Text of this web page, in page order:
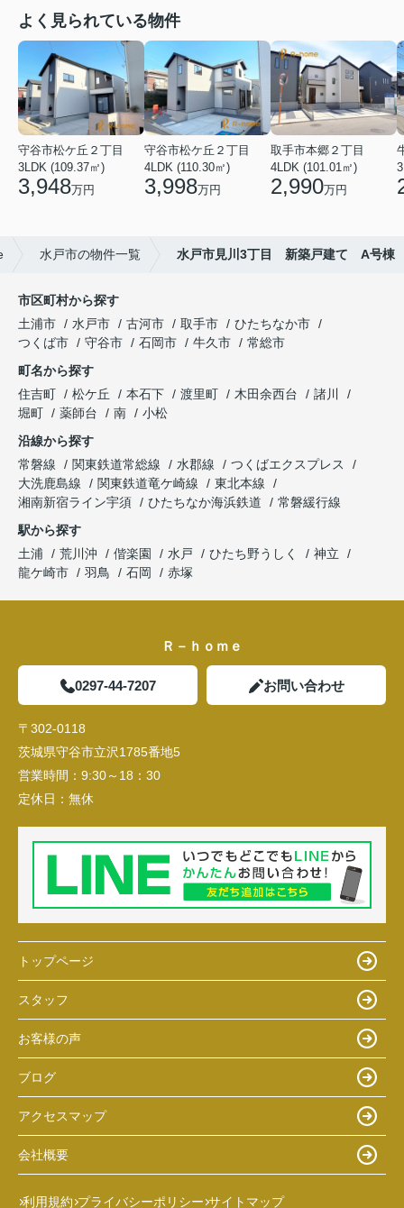
よく見られている物件
守谷市松ケ丘２丁目
3LDK (109.37㎡)
3,948万円
守谷市松ケ丘２丁目
4LDK (110.30㎡)
3,998万円
取手市本郷２丁目
4LDK (101.01㎡)
2,990万円
水戸市の物件一覧 水戸市見川3丁目 新築戸建て A号棟
市区町村から探す
土浦市
水戸市 古河市 取手市
ひたちなか市
つくば市
守谷市 石岡市 牛久市
常総市
町名から探す
住吉町
松ケ丘 本石下 渡里町 木田余西台
諸川
堀町
薬師台 南
小松
沿線から探す
常磐線
関東鉄道常総線 水郡線
つくばエクスプレス
大洗鹿島線
関東鉄道竜ケ崎線
東北本線
湘南新宿ライン宇須
ひたちなか海浜鉄道
常磐緩行線
駅から探す
土浦
荒川沖 偕楽園 水戸 ひたち野うしく
神立
龍ケ崎市
羽鳥 石岡 赤塚
Ｒ－ｈｏｍｅ
0297-44-7207 お問い合わせ
〒302-0118
茨城県守谷市立沢1785番地5
営業時間： 9:30～18：30
定休日： 無休
トップページ
スタッフ
お客様の声
ブログ
アクセスマップ
会社概要
利用規約 プライバシーポリシー サイトマップ